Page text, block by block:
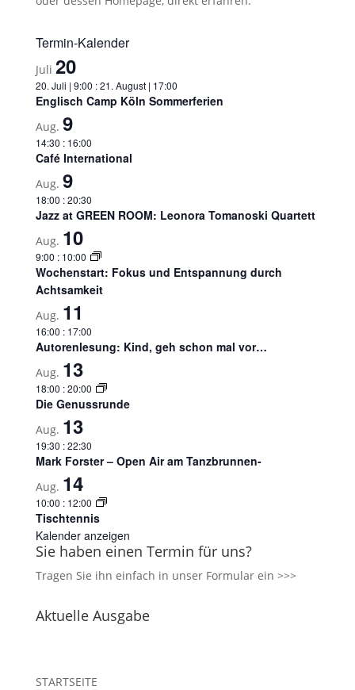
Termin-Kalender
Juli 20
20. Juli | 9:00 :21. August | 17:00
Englisch Camp Köln Sommerferien
Aug. 9
14:30 : 16:00
Café International
Aug. 9
18:00 :20:30
Jazz at GREEN ROOM: Leonora Tomanoski Quartett
Aug. 10
9:00 : 10:00
Wochenstart: Fokus und Entspannung durch
Achtsamkeit
Aug. 11
16:00 : 17:00
Autorenlesung: Kind, geh schon mal vor…
Aug. 13
18:00 :20:00
Die Genussrunde
Aug. 13
19:30 :22:30
Mark Forster – Open Air am Tanzbrunnen-
Aug. 14
10:00 : 12:00
Tischtennis
Kalender anzeigen
Sie haben einen Termin für uns?
Tragen Sie ihn einfach in unser Formular ein >>>
Aktuelle Ausgabe
STARTSEITE